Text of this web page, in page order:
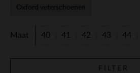
Oxford veterschoenen
Maat 40 41 42 43 44
FILTER